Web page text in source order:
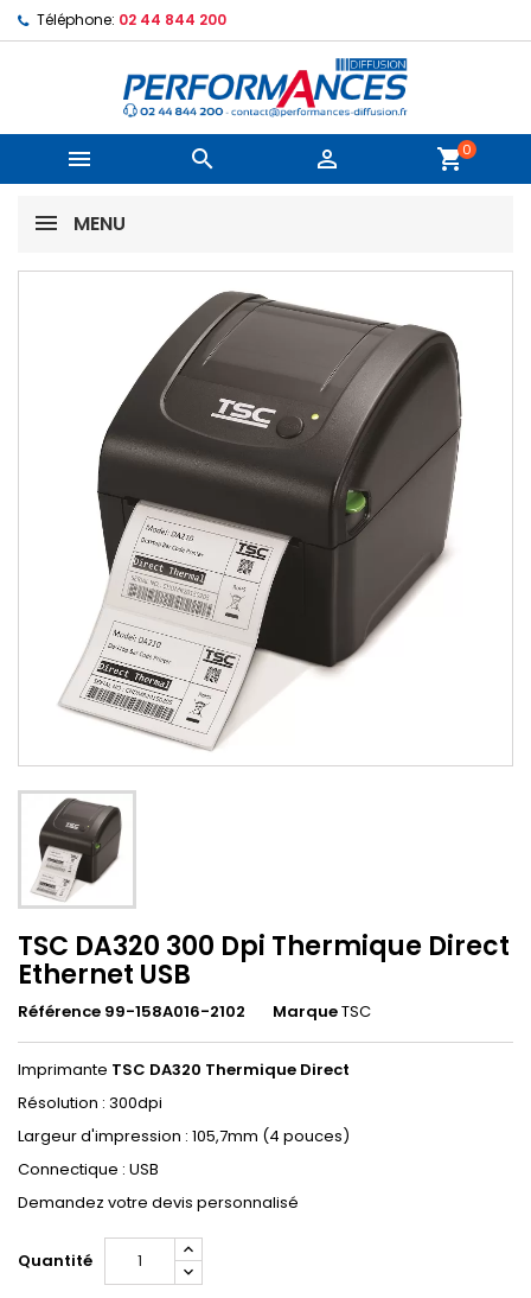
Téléphone: 02 44 844 200
   shopping_cart0
MENU
TSC DA320 300 Dpi Thermique Direct
Ethernet USB
Référence 99-158A016-2102 MarqueTSC
Imprimante TSC DA320 Thermique Direct
Résolution : 300dpi
Largeur d'impression : 105,7mm (4 pouces)
Connectique : USB
Demandez votre devis personnalisé
Quantité